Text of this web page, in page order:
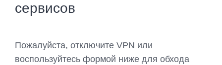
сервисов
Пожалуйста, отключите VPN или
воспользуйтесь формой ниже для обхода